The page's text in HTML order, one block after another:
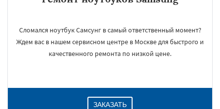
Сломался ноутбук Самсунг в самый ответственный момент?
Ждем вас в нашем сервисном центре в Москве для быстрого и
качественного ремонта по низкой цене.
ЗАКАЗАТЬ